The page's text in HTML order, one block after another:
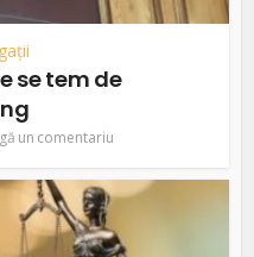
se tem de
un comentariu